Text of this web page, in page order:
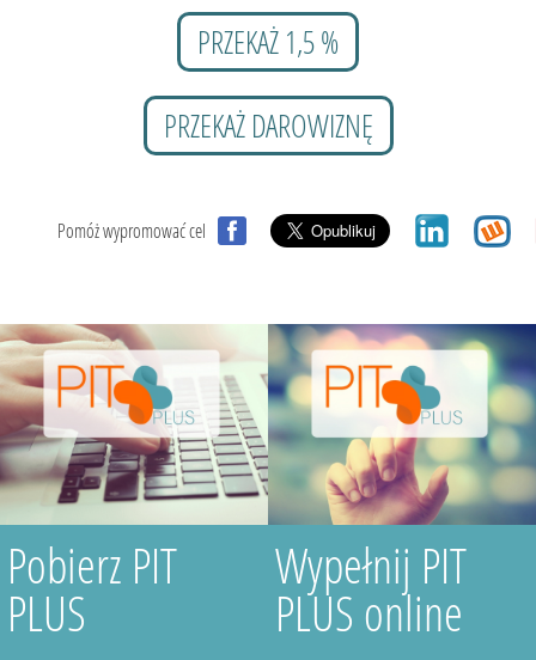
PRZEKAŻ 1,5 %
PRZEKAŻ DAROWIZNĘ
Pomóż wypromować cel
Pobierz PIT
PLUS
Wypełnij PIT
PLUS online